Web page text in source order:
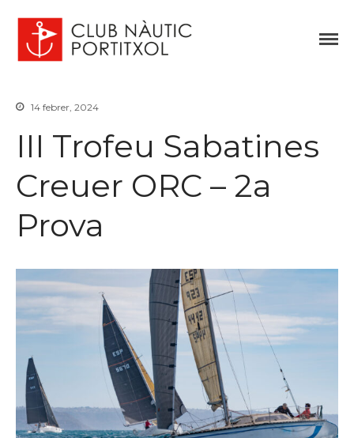
Història
Regates
Activitats socials
Meteo
Notícies
Staff
Qualitat
Tenda
Contacte
14 febrer, 2024
III Trofeu Sabatines
Creuer ORC – 2a
Prova